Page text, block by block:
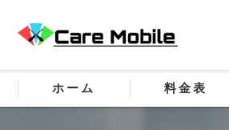
ホーム 料金表